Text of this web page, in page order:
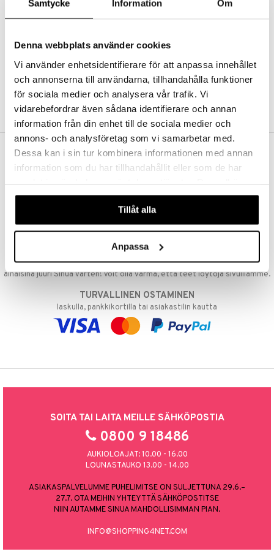
Samtycke Information Om
Denna webbplats använder cookies
Vi använder enhetsidentifierare för att anpassa innehållet
och annonserna till användarna, tillhandahålla funktioner
för sociala medier och analysera vår trafik. Vi
vidarebefordrar även sådana identifierare och annan
information från din enhet till de sociala medier och
annons- och analysföretag som vi samarbetar med.
Dessa kan i sin tur kombinera informationen med annan
information som du har tillhandahållit eller som de har
våra cookies vid fortsatt användande av vår webbplats.
Tillåt alla
Anpassa
Tilauksen tila & historiikki
Kestotilaus
Arvostele tuotteita
Toivelistat
LUO ASIAKAS
ILMAINEN TOIMITUS YLI 50 €
NOPEAT TOIMITUKSET
päivänä
EDULLISET HINNAT
Ostamalla suuria eriä tuotteita varastoomme voimme pitää hinnat
alhaisina juuri Sinua varten! Voit olla varma, että teet löytöjä sivuillamme.
TURVALLINEN OSTAMINEN
laskulla, pankkikortilla tai asiakastilin kautta
SOITA TAI LAITA MEILLE SÄHKÖPOSTIA
0800 9 18486
AUKIOLOAJAT: 10.00 - 16.00
LOUNASTAUKO 13.00 - 14.00
ASIAKASPALVELUMME PUHELIMITSE ON SULJETTUNA 29.6.–
27.7. OTA MEIHIN YHTEYTTÄ SÄHKÖPOSTITSE
NIIN AUTAMME SINUA MAHDOLLISIMMAN PIAN.
INFO@SHOPPING4NET.COM